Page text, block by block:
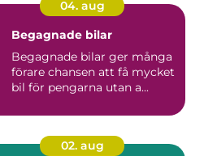
04. aug
Begagnade bilar
Begagnade bilar ger många
förare chansen att få mycket
bil för pengarna utan a...
02. aug